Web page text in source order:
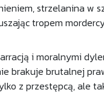
strzelanina w
tropem
i moralnymi
brakuje brutalnej
z przestępcą, ale